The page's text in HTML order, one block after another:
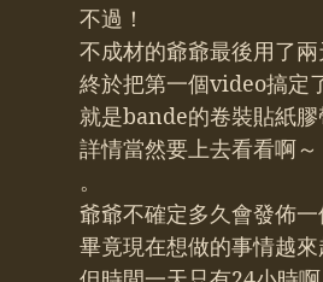
不過！
不成材的爺爺最後用了兩
終於把第一個video搞定
就是bande的卷裝貼紙
詳情當然要上去看看啊～
。
爺爺不確定多久會發佈
畢竟現在想做的事情越來